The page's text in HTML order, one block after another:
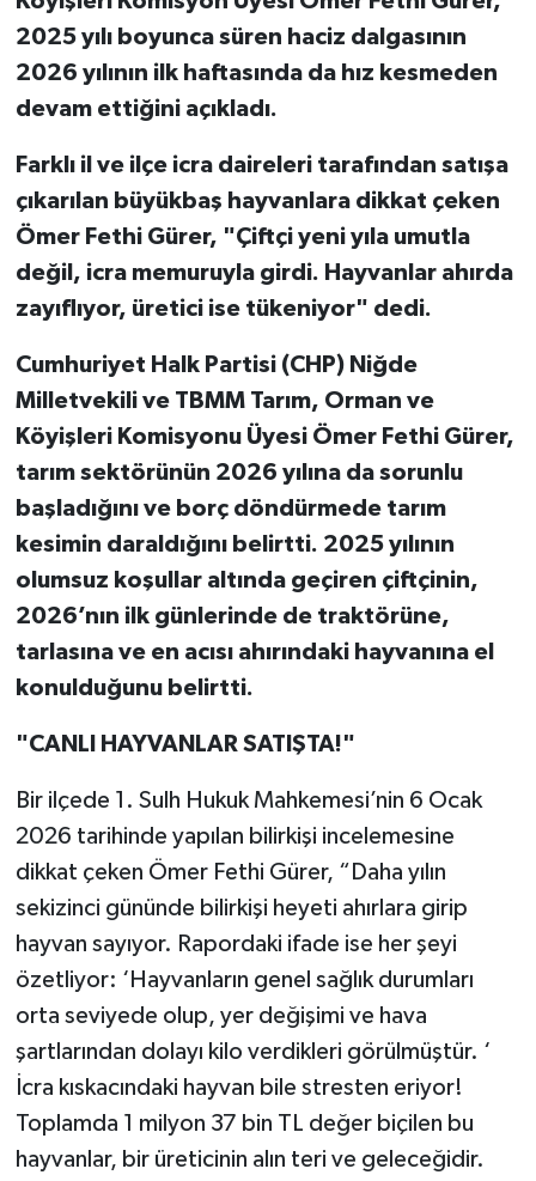
2025 yılı boyunca süren haciz dalgasının
2026 yılının ilk haftasında da hız kesmeden
devam ettiğini açıkladı.
Farklı il ve ilçe icra daireleri tarafından satışa
çıkarılan büyükbaş hayvanlara dikkat çeken
Ömer Fethi Gürer, "Çiftçi yeni yıla umutla
değil, icra memuruyla girdi. Hayvanlar ahırda
zayıflıyor, üretici ise tükeniyor" dedi.
Cumhuriyet Halk Partisi (CHP) Niğde
Milletvekili ve TBMM Tarım, Orman ve
Köyişleri Komisyonu Üyesi Ömer Fethi Gürer,
tarım sektörünün 2026 yılına da sorunlu
başladığını ve borç döndürmede tarım
kesimin daraldığını belirtti. 2025 yılının
olumsuz koşullar altında geçiren çiftçinin,
2026’nın ilk günlerinde de traktörüne,
tarlasına ve en acısı ahırındaki hayvanına el
konulduğunu belirtti.
"CANLI HAYVANLAR SATIŞTA!"
Bir ilçede 1. Sulh Hukuk Mahkemesi’nin 6 Ocak
2026 tarihinde yapılan bilirkişi incelemesine
dikkat çeken Ömer Fethi Gürer, “Daha yılın
sekizinci gününde bilirkişi heyeti ahırlara girip
hayvan sayıyor. Rapordaki ifade ise her şeyi
özetliyor: ‘Hayvanların genel sağlık durumları
orta seviyede olup, yer değişimi ve hava
şartlarından dolayı kilo verdikleri görülmüştür. ‘
İcra kıskacındaki hayvan bile stresten eriyor!
Toplamda 1 milyon 37 bin TL değer biçilen bu
hayvanlar, bir üreticinin alın teri ve geleceğidir.